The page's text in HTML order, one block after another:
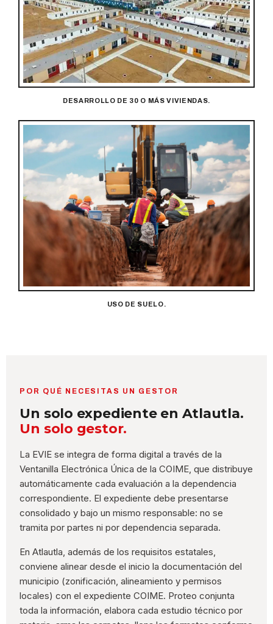
DESARROLLO DE 30 O MÁS VIVIENDAS.
USO DE SUELO.
POR QUÉ NECESITAS UN GESTOR
Un solo expediente en Atlautla.
Un solo gestor.
La EVIE se integra de forma digital a través de la
Ventanilla Electrónica Única de la COIME, que distribuye
automáticamente cada evaluación a la dependencia
correspondiente. El expediente debe presentarse
consolidado y bajo un mismo responsable: no se
tramita por partes ni por dependencia separada.
En Atlautla, además de los requisitos estatales,
conviene alinear desde el inicio la documentación del
municipio (zonificación, alineamiento y permisos
locales) con el expediente COIME. Proteo conjunta
toda la información, elabora cada estudio técnico por